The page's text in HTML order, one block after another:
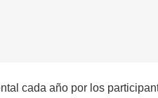
cada año por los